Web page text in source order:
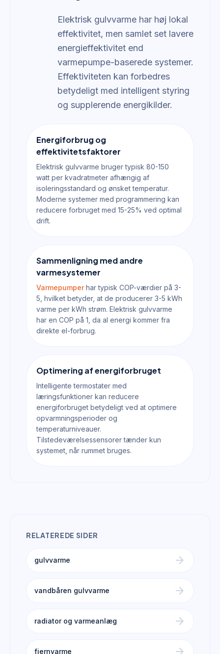
Elektrisk gulvvarme har høj lokal
effektivitet, men samlet set lavere
energieffektivitet end
varmepumpe-baserede systemer.
Effektiviteten kan forbedres
betydeligt med intelligent styring
og supplerende energikilder.
Energiforbrug og
effektivitetsfaktorer
Elektrisk gulvvarme bruger typisk 80-150
watt per kvadratmeter afhængig af
isoleringsstandard og ønsket temperatur.
Moderne systemer med programmering kan
reducere forbruget med 15-25% ved optimal
drift.
Sammenligning med andre
varmesystemer
Varmepumperhar typisk COP-værdier på 3-
5, hvilket betyder, at de producerer 3-5 kWh
varme per kWh strøm. Elektrisk gulvvarme
har en COP på 1, da al energi kommer fra
direkte el-forbrug.
Optimering af energiforbruget
Intelligente termostater med
læringsfunktioner kan reducere
energiforbruget betydeligt ved at optimere
opvarmningsperioder og
temperaturniveauer.
Tilstedeværelsessensorer tænder kun
systemet, når rummet bruges.
RELATEREDE SIDER
gulvvarme arrow_forward
vandbåren gulvvarme arrow_forward
radiator og varmeanlæg arrow_forward
fjernvarme